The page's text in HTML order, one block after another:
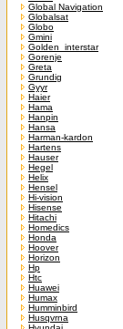
Global Navigation
Globalsat
Globo
Gmini
Golden_interstar
Gorenje
Greta
Grundig
Gyyr
Haier
Hama
Hanpin
Hansa
Harman-kardon
Hartens
Hauser
Hegel
Helix
Hensel
Hi-vision
Hisense
Hitachi
Homedics
Honda
Hoover
Horizon
Hp
Htc
Huawei
Humax
Humminbird
Husqvrna